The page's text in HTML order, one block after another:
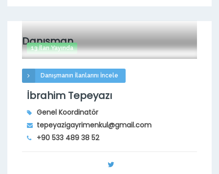
Danışman
13 İlan Yayında
Danışmanın İlanlarını İncele
İbrahim Tepeyazı
Genel Koordinatör
tepeyazigayrimenkul@gmail.com
+90 533 489 38 52